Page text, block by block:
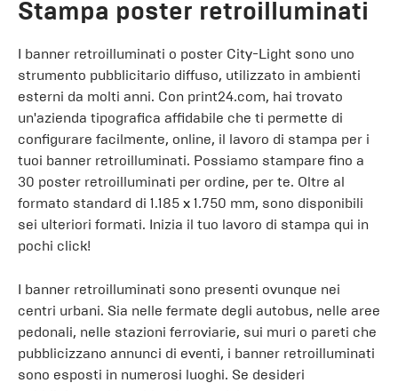
Stampa poster retroilluminati
I banner retroilluminati o poster City-Light sono uno
strumento pubblicitario diffuso, utilizzato in ambienti
esterni da molti anni. Con print24.com, hai trovato
un'azienda tipografica affidabile che ti permette di
configurare facilmente, online, il lavoro di stampa per i
tuoi banner retroilluminati. Possiamo stampare fino a
30 poster retroilluminati per ordine, per te. Oltre al
formato standard di 1.185 x 1.750 mm, sono disponibili
sei ulteriori formati. Inizia il tuo lavoro di stampa qui in
pochi click!
I banner retroilluminati sono presenti ovunque nei
centri urbani. Sia nelle fermate degli autobus, nelle aree
pedonali, nelle stazioni ferroviarie, sui muri o pareti che
pubblicizzano annunci di eventi, i banner retroilluminati
sono esposti in numerosi luoghi. Se desideri